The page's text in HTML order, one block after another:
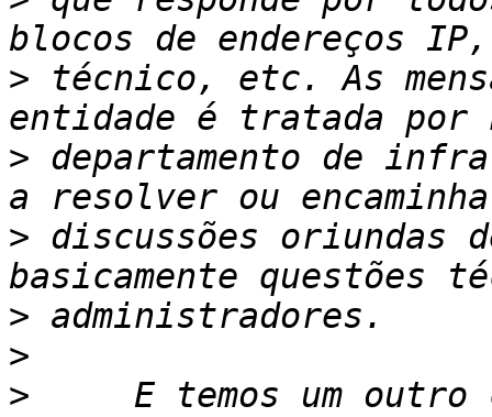
> técnico, etc. As
> departamento de
> discussões oriundas
>
>
>
E temos um outro